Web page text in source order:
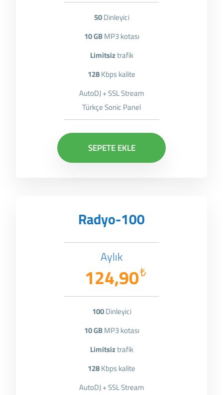
50Dinleyici
10 GBMP3 kotası
Limitsiztrafik
128Kbps kalite
AutoDJ + SSL Stream
Türkçe Sonic Panel
SEPETE EKLE
Radyo-100
Aylık
₺
124,90
100Dinleyici
10 GBMP3 kotası
Limitsiztrafik
128Kbps kalite
AutoDJ + SSL Stream